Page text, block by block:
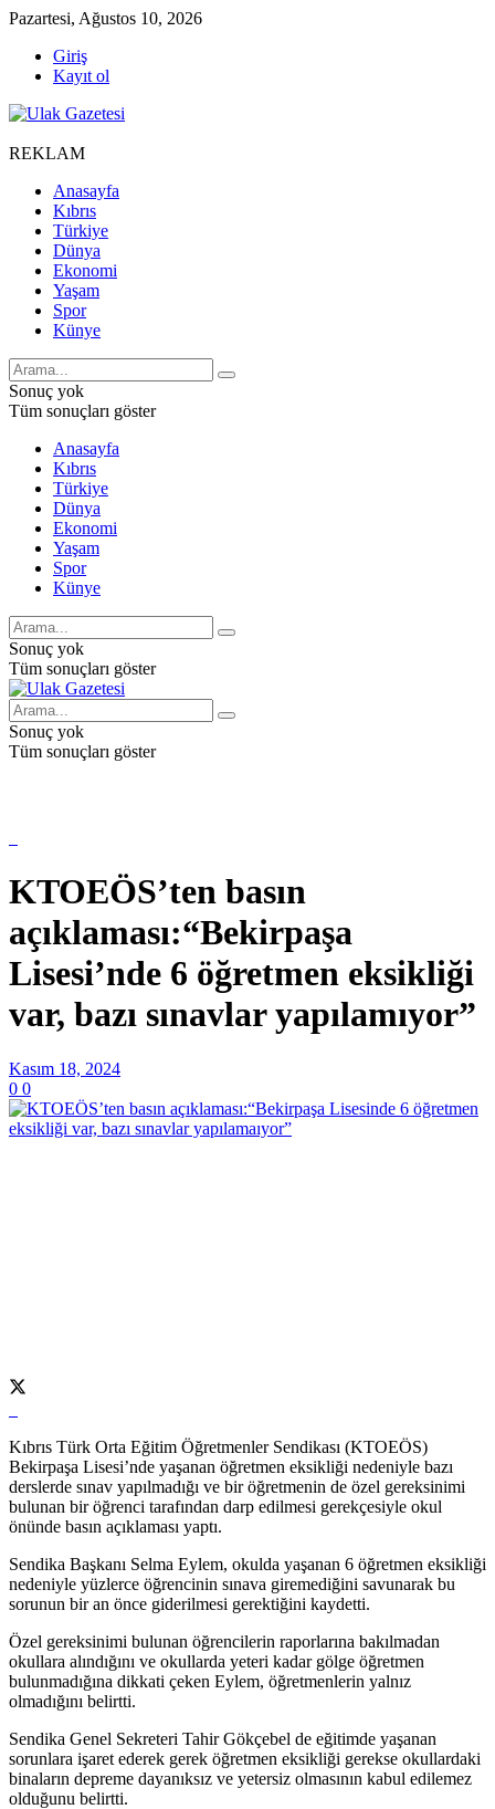
Pazartesi, Ağustos 10, 2026
Giriş
Kayıt ol
REKLAM
Anasayfa
Kıbrıs
Türkiye
Dünya
Ekonomi
Yaşam
Spor
Künye
Sonuç yok
Tüm sonuçları göster
Anasayfa
Kıbrıs
Türkiye
Dünya
Ekonomi
Yaşam
Spor
Künye
Sonuç yok
Tüm sonuçları göster
Sonuç yok
Tüm sonuçları göster
KTOEÖS’ten basın
açıklaması:“Bekirpaşa
Lisesi’nde 6 öğretmen eksikliği
var, bazı sınavlar yapılamıyor”
Kasım 18, 2024
0 0
Kıbrıs Türk Orta Eğitim Öğretmenler Sendikası (KTOEÖS)
Bekirpaşa Lisesi’nde yaşanan öğretmen eksikliği nedeniyle bazı
derslerde sınav yapılmadığı ve bir öğretmenin de özel gereksinimi
bulunan bir öğrenci tarafından darp edilmesi gerekçesiyle okul
önünde basın açıklaması yaptı.
Sendika Başkanı Selma Eylem, okulda yaşanan 6 öğretmen eksikliği
nedeniyle yüzlerce öğrencinin sınava giremediğini savunarak bu
sorunun bir an önce giderilmesi gerektiğini kaydetti.
Özel gereksinimi bulunan öğrencilerin raporlarına bakılmadan
okullara alındığını ve okullarda yeteri kadar gölge öğretmen
bulunmadığına dikkati çeken Eylem, öğretmenlerin yalnız
olmadığını belirtti.
Sendika Genel Sekreteri Tahir Gökçebel de eğitimde yaşanan
sorunlara işaret ederek gerek öğretmen eksikliği gerekse okullardaki
binaların depreme dayanıksız ve yetersiz olmasının kabul edilemez
olduğunu belirtti.